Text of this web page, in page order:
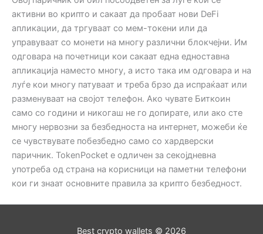
активни во крипто и сакаат да пробаат нови DeFi
апликации, да тргуваат со мем-токени или да
управуваат со монети на многу различни блокчејни. Им
одговара на почетници кои сакаат една едноставна
апликација наместо многу, а исто така им одговара и на
луѓе кои многу патуваат и треба брзо да испраќаат или
разменуваат на својот телефон. Ако чувате Биткоин
само со години и никогаш не го допирате, или ако сте
многу нервозни за безбедноста на интернет, можеби ќе
се чувствувате побезбедно само со хардверски
паричник. TokenPocket е одличен за секојдневна
употреба од страна на корисници на паметни телефони
кои ги знаат основните правила за крипто безбедност.
Best crypto wallets © 2026